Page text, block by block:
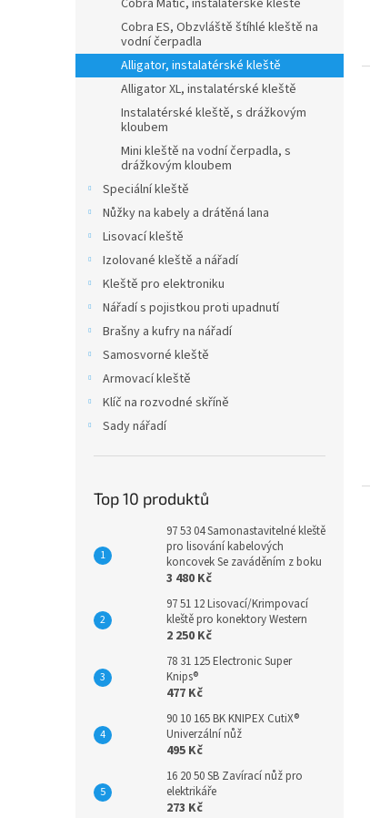
Cobra ES, Obzvláště štíhlé kleště na
vodní čerpadla
Alligator, instalatérské kleště
Alligator XL, instalatérské kleště
Instalatérské kleště, s drážkovým
kloubem
Mini kleště na vodní čerpadla, s
drážkovým kloubem
Speciální kleště
Nůžky na kabely a drátěná lana
Lisovací kleště
Izolované kleště a nářadí
Kleště pro elektroniku
Nářadí s pojistkou proti upadnutí
Brašny a kufry na nářadí
Samosvorné kleště
Armovací kleště
Klíč na rozvodné skříně
Sady nářadí
Top 10 produktů
97 53 04 Samonastavitelné kleště
pro lisování kabelových
koncovek Se zaváděním z boku
3 480 Kč
97 51 12 Lisovací/Krimpovací
kleště pro konektory Western
2 250 Kč
78 31 125 Electronic Super
Knips®
477 Kč
90 10 165 BK KNIPEX CutiX®
Univerzální nůž
495 Kč
16 20 50 SB Zavírací nůž pro
elektrikáře
273 Kč